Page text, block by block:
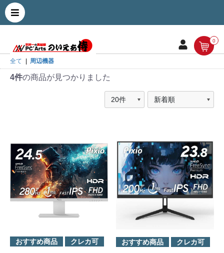
0
全て 周辺機器
4件の商品が見つかりました
おすすめ商品 クレカ可 おすすめ商品 クレカ可